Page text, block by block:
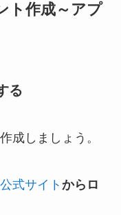
ト作成～アプ
る
成しましょう。
式サイト からロ